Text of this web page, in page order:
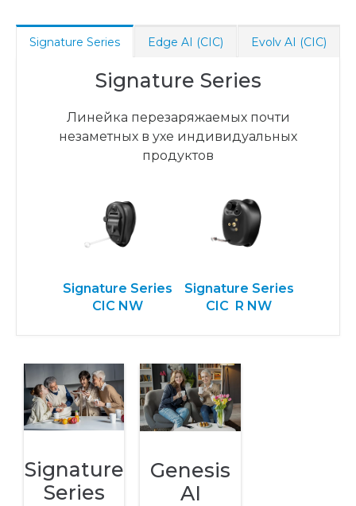
Signature Series Edge AI (СIC) Evolv AI (СIC)
Signature Series
Линейка перезаряжаемых почти
незаметных в ухе индивидуальных
продуктов
Signature Series
CIC NW
Signature Series
CIC R NW
Signature
Series
Genesis
AI